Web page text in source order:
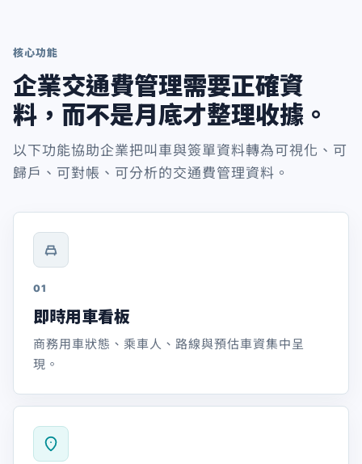
核心功能
企業交通費管理需要正確資
料，而不是月底才整理收據。
以下功能協助企業把叫車與簽單資料轉為可視化、可
歸戶、可對帳、可分析的交通費管理資料。
01
即時用車看板
商務用車狀態、乘車人、路線與預估車資集中呈
現。